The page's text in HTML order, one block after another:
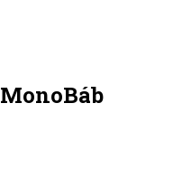
MonoBáb